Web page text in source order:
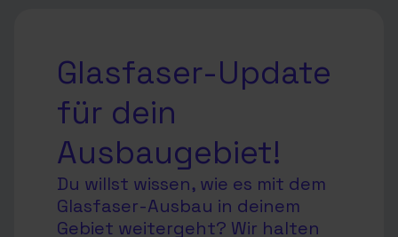
Glasfaser-Update
für dein
Ausbaugebiet!
Du willst wissen, wie es mit dem
Glasfaser-Ausbau in deinem
Gebiet weitergeht? Wir halten